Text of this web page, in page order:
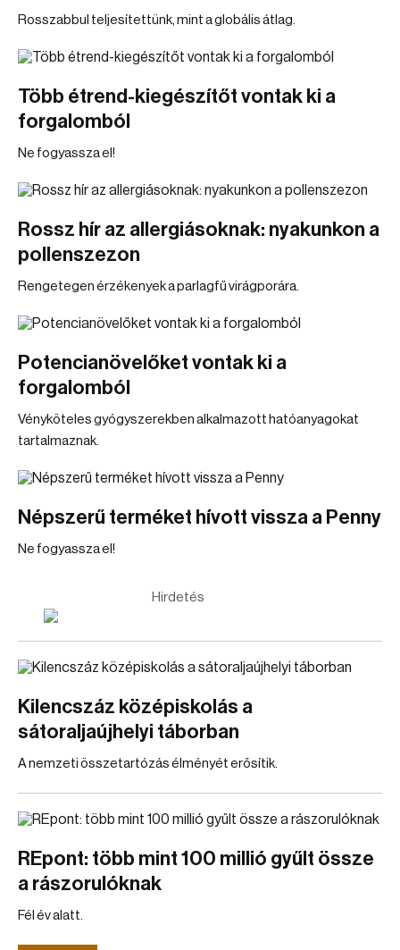
Rosszabbul teljesítettünk, mint a globális átlag.
Több étrend-kiegészítőt vontak ki a
forgalomból
Ne fogyassza el!
Rossz hír az allergiásoknak: nyakunkon a
pollenszezon
Rengetegen érzékenyek a parlagfű virágporára.
Potencianövelőket vontak ki a
forgalomból
Vényköteles gyógyszerekben alkalmazott hatóanyagokat
tartalmaznak.
Népszerű terméket hívott vissza a Penny
Ne fogyassza el!
Hirdetés
Kilencszáz középiskolás a
sátoraljaújhelyi táborban
A nemzeti összetartózás élményét erősítik.
REpont: több mint 100 millió gyűlt össze
a rászorulóknak
Fél év alatt.